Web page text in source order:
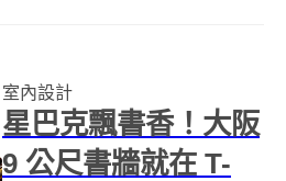
業人生。 期末作業包含 1:1 咖啡
廳，外...
室內設計
星巴克飄書香！大阪
9 公尺書牆就在 T-